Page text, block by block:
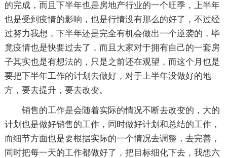
的完成，而且下半年也是房地产行业的一个旺季，上半年
也是受到疫情的影响，也是行情没有那么的好了，不过经
过努力我想，下半年还是完全有机会做出一个逆袭的，毕
竟疫情也是快要过去了，而且大家对于拥有自己的一套房
子其实也是有想法的，只是之前还在观望，而这个月也是
要把下半年工作的计划去做好，对于上半年没做好的地
方，要去提升，要去改变。
销售的工作是会随着实际的情况不断去改变的，大的
计划也是做好销售的工作，同时做好计划和总结的工作，
而细节方面也是要根据实际的一个情况去调整，去完善，
同时把每一天的工作都做好了，把目标细化下去，我想六